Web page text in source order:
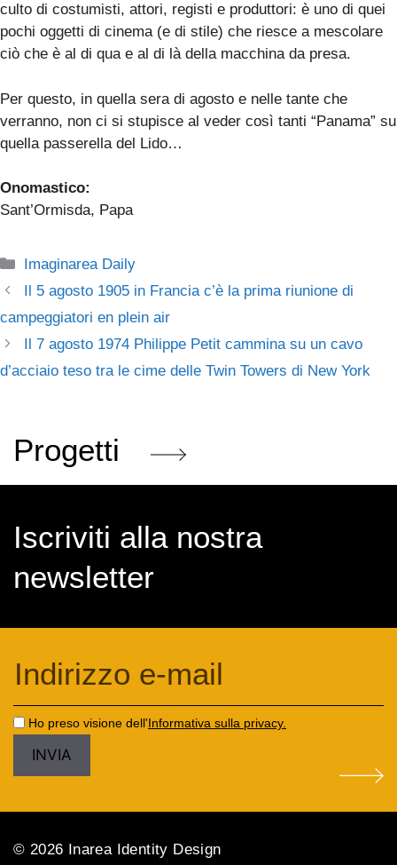
culto di costumisti, attori, registi e produttori: è uno di quei
pochi oggetti di cinema (e di stile) che riesce a mescolare
ciò che è al di qua e al di là della macchina da presa.
Per questo, in quella sera di agosto e nelle tante che
verranno, non ci si stupisce al veder così tanti “Panama” su
quella passerella del Lido…
Onomastico:
Sant’Ormisda, Papa
Categorie
Imaginarea Daily
Il 5 agosto 1905 in Francia c’è la prima riunione di
campeggiatori en plein air
Il 7 agosto 1974 Philippe Petit cammina su un cavo
d’acciaio teso tra le cime delle Twin Towers di New York
Progetti
Iscriviti alla nostra
newsletter
Ho preso visione dell'Informativa sulla privacy.
© 2026 Inarea Identity Design